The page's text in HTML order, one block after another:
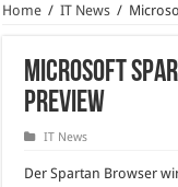
Home / IT News /
Microsoft
Preview
IT News
Der Spartan Browser